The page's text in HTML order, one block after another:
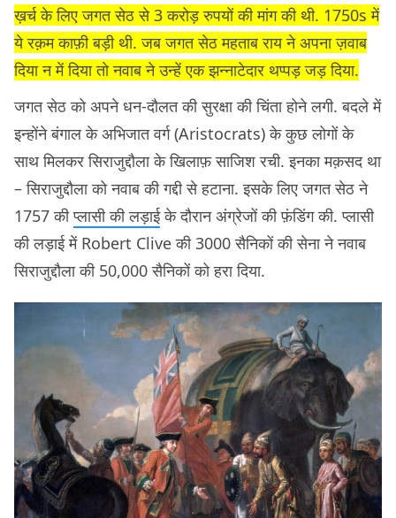
ख़र्च के लिए जगत सेठ से 3 करोड़ रुपयों की मांग की थी. 1750s में
ये रक़म काफ़ी बड़ी थी. जब जगत सेठ महताब राय ने अपना ज़वाब
दिया न में दिया तो नवाब ने उन्हें एक झन्नाटेदार थप्पड़ जड़ दिया.
जगत सेठ को अपने धन-दौलत की सुरक्षा की चिंता होने लगी. बदले में
इन्होंने बंगाल के अभिजात वर्ग (Aristocrats) के कुछ लोगों के
साथ मिलकर सिराजुद्दौला के खिलाफ़ साजिश रची. इनका मक़सद था
– सिराजुद्दौला को नवाब की गद्दी से हटाना. इसके लिए जगत सेठ ने
1757 कीप्लासी की लड़ाईके दौरान अंग्रेजों की फ़ंडिंग की. प्लासी
की लड़ाई में Robert Clive की 3000 सैनिकों की सेना ने नवाब
सिराजुद्दौला की 50,000 सैनिकों को हरा दिया.